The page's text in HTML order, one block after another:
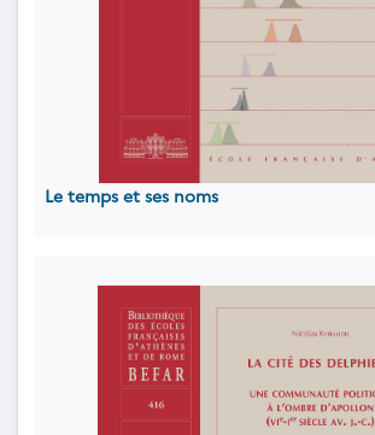
Le temps et ses noms